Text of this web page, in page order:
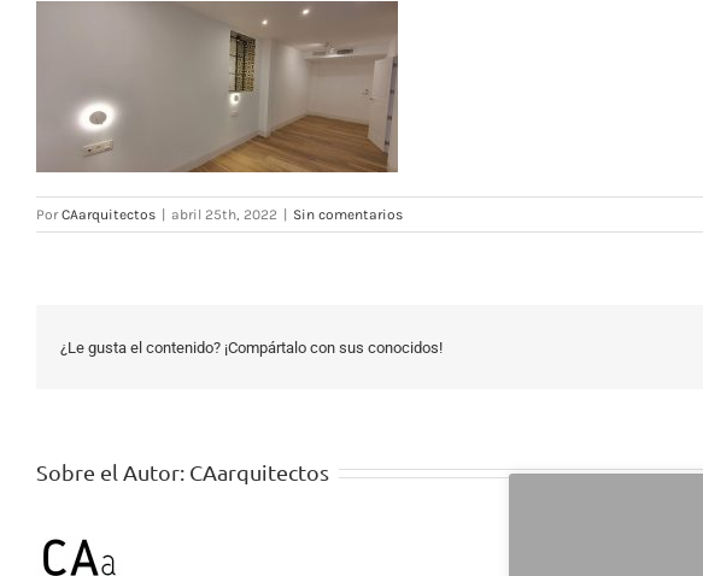
PorCAarquitectos abril 25th, 2022 Sin comentarios
¿Le gusta el contenido? ¡Compártalo con sus conocidos!
Sobre el Autor: CAarquitectos